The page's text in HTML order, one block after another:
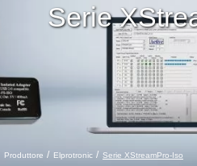
Produttore Elprotronic Serie XStreamPro-Iso
Serie